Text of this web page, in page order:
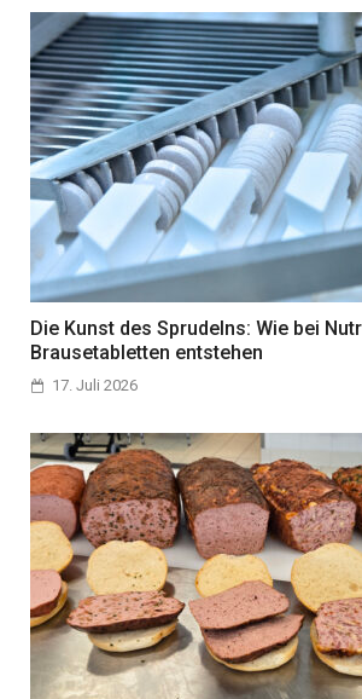
Die Kunst des Sprudelns: Wie bei
Brausetabletten entstehen
17. Juli 2026